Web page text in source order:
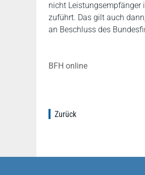
nicht Leistungsempfänger
zuführt. Das gilt auch
an Beschluss des
BFH online
Zurück